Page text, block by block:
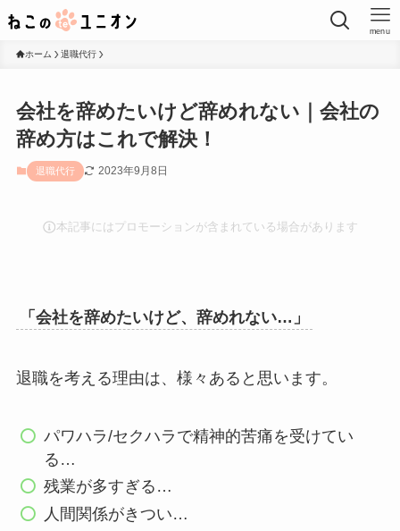
menu
ホーム 退職代行
会社を辞めたいけど辞めれない｜会社の
辞め方はこれで解決！
退職代行 2023年9月8日
本記事にはプロモーションが含まれている場合があります
「会社を辞めたいけど、辞めれない…」
退職を考える理由は、様々あると思います。
パワハラ/セクハラで精神的苦痛を受けてい
る…
残業が多すぎる…
人間関係がきつい…